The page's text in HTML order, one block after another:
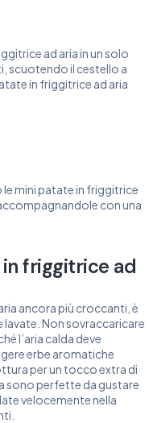
ad aria in un solo
scuotendo il cestello a
in friggitrice ad aria
mini patate in friggitrice
con una
friggitrice ad
ancora più croccanti, è
lavate. Non sovraccaricare
l’aria calda deve
erbe aromatiche
per un tocco extra di
sono perfette da gustare
velocemente nella